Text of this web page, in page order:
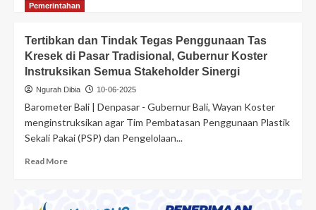
Pemerintahan
Tertibkan dan Tindak Tegas Penggunaan Tas
Kresek di Pasar Tradisional, Gubernur Koster
Instruksikan Semua Stakeholder Sinergi
Ngurah Dibia 10-06-2025
Barometer Bali | Denpasar - Gubernur Bali, Wayan Koster
menginstruksikan agar Tim Pembatasan Penggunaan Plastik
Sekali Pakai (PSP) dan Pengelolaan...
Read More